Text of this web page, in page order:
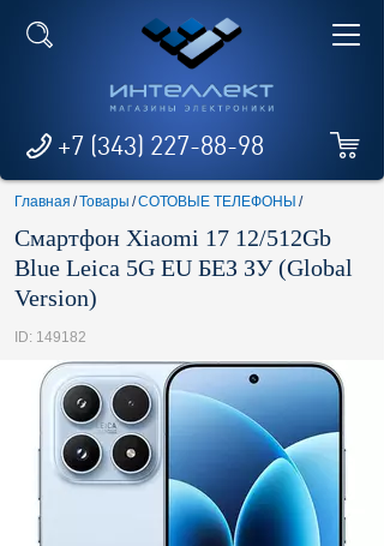
+7 (343) 227-88-98
Главная /Товары /СОТОВЫЕ ТЕЛЕФОНЫ /
Смартфон Xiaomi 17 12/512Gb
Blue Leica 5G EU БЕЗ ЗУ (Global
Version)
ID: 149182